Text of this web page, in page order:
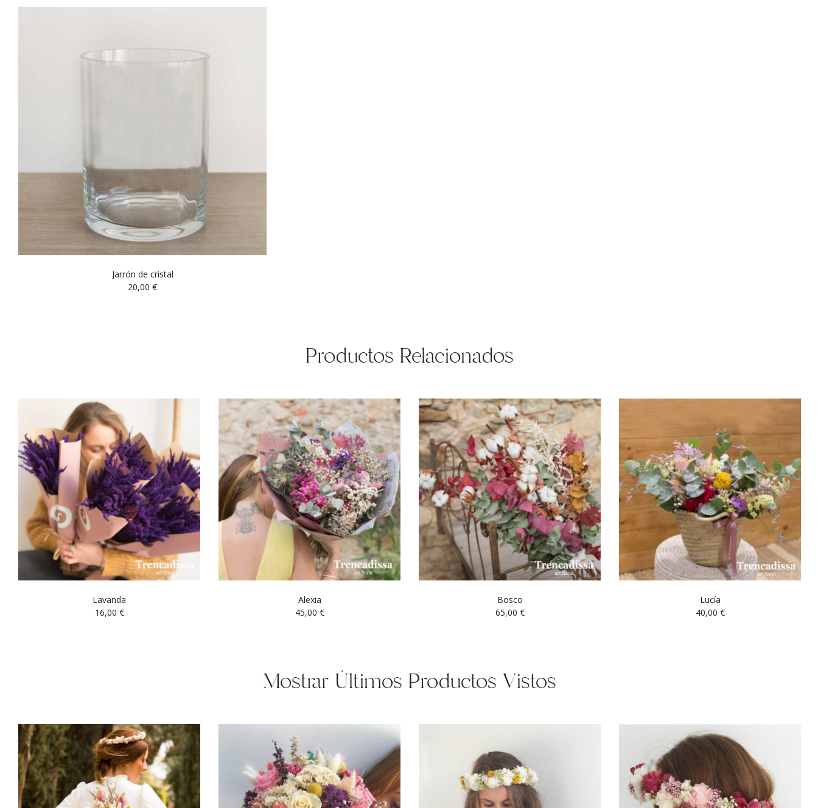
Jarrón de cristal
20,00 €
Productos Relacionados
Lavanda
16,00 €
Alexia
45,00 €
Bosco
65,00 €
Lucía
40,00 €
Mostrar Últimos Productos Vistos